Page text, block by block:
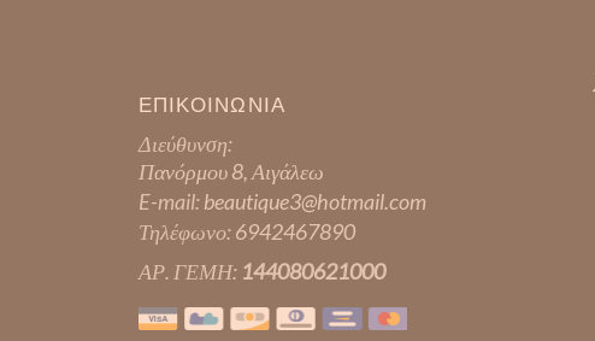
ΕΠΙΚΟΙΝΩΝΙΑ
Διεύθυνση:
Πανόρμου 8, Αιγάλεω
E-mail:beautique3@hotmail.com
Τηλέφωνο:6942467890
ΑΡ. ΓΕΜΗ: 144080621000